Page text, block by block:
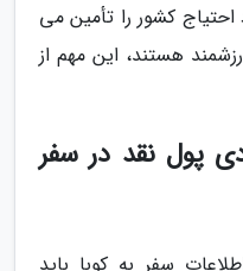
کشور را تأمین می
هستند، این مهم از
پول نقد در سفر
سفر به کوبا باید